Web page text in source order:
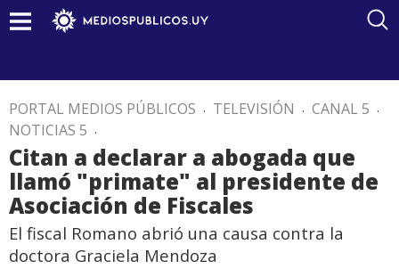
PORTAL MEDIOS PÚBLICOS . TELEVISIÓN . CANAL 5 .
NOTICIAS 5 .
Citan a declarar a abogada que
llamó "primate" al presidente de
Asociación de Fiscales
El fiscal Romano abrió una causa contra la
doctora Graciela Mendoza